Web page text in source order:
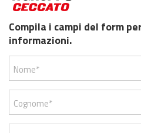
Compila i campi del form
informazioni.
Nome*
Cognome*